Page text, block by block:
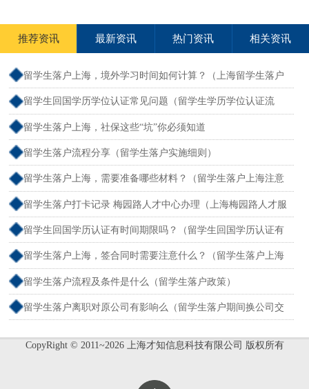
推荐资讯 最新资讯 热门资讯 相关资讯
留学生落户上海，境外学习时间如何计算？（上海留学生落户
境外留学满一年）
留学生回国学历学位认证常见问题（留学生学历学位认证流
程）
留学生落户上海，社保这些“坑”你必须知道
留学生落户流程分享（留学生落户实施细则）
留学生落户上海，需要准备哪些材料？（留学生落户上海注意
事项）
留学生落户打卡记录 梅园路人才中心办理（上海梅园路人才服
务中心电话）
留学生回国学历认证有时间期限吗？（留学生回国学历认证有
时间限制吗）
留学生落户上海，签合同时需要注意什么？（留学生落户上海
有什么好处）
留学生落户流程及条件是什么（留学生落户政策）
留学生落户离职对原公司有影响么（留学生落户期间换公司交
CopyRight © 2011~2026 上海才知信息科技有限公司 版权所有